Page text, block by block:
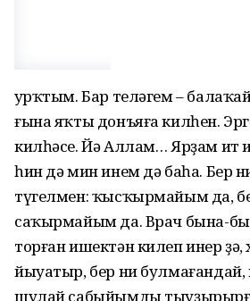
Ҡурҡтым. Бар теләгем –
ғына яҡты донъяға килһен.
килһәсе. Йә Аллам… Ярҙам ит
һин дә мин инем дә баһа. Бер
түгелмен: ҡысҡырмайым да,
саҡырмайым да. Врач бына-
торған ишектән килеп инер
йыуатыр, бер ни булмағандай,
шулай сабыйымды